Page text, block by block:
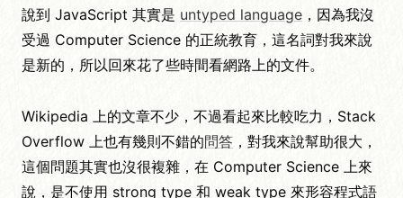
說到 JavaScript 其實是 untyped language ，因為我沒
受過 Computer Science 的正統教育，這名詞對我來說
是新的，所以回來花了些時間看網路上的文件。
Wikipedia 上的文章不少，不過看起來比較吃力，Stack
Overflow 上也有幾則不錯的問答 ，對我來說幫助很大，
這個問題其實也沒很複雜，在 Computer Science 上來
說，是不使用 strong type 和 weak type 來形容程式語